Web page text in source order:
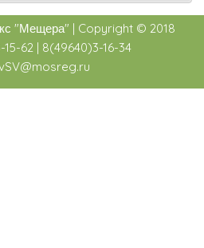
"Мещера" Copyright © 2018
62 | 8(49640)3-16-34